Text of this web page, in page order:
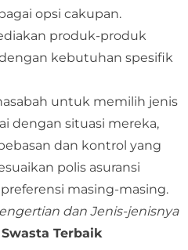
opsi cakupan.
produk-produk
kebutuhan spesifik
untuk memilih jenis
dengan situasi mereka,
dan kontrol yang
polis asuransi
masing-masing.
dan Jenis-jenisnya
Terbaik